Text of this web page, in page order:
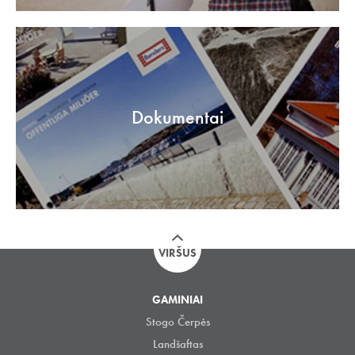
Dokumentai
VIRŠUS
GAMINIAI
Stogo Čerpės
Landšaftas